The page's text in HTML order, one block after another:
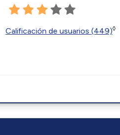
Calificación de usuarios (449)◊